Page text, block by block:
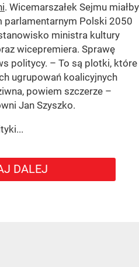
. Wicemarszałek Sejmu miałby
parlamentarnym Polski 2050
ministra kultury
wicepremiera. Sprawę
politycy. – To są plotki, które
ugrupowań koalicyjnych
powiem szczerze –
Jan Szyszko.
DALEJ